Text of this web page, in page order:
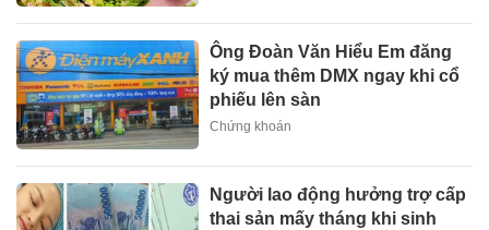
Ông Đoàn Văn Hiểu Em đăng
ký mua thêm DMX ngay khi cổ
phiếu lên sàn
Chứng khoán
Người lao động hưởng trợ cấp
thai sản mấy tháng khi sinh